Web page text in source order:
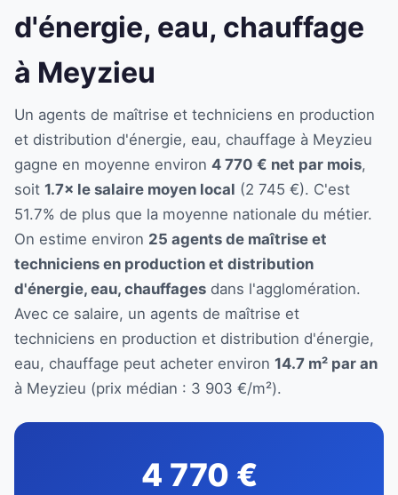
d'énergie, eau, chauffage
à Meyzieu
Un agents de maîtrise et techniciens en production
et distribution d'énergie, eau, chauffage à Meyzieu
gagne en moyenne environ 4 770 € net par mois,
soit 1.7× le salaire moyen local (2 745 €). C'est
51.7% de plus que la moyenne nationale du métier.
On estime environ 25 agents de maîtrise et
techniciens en production et distribution
d'énergie, eau, chauffages dans l'agglomération.
Avec ce salaire, un agents de maîtrise et
techniciens en production et distribution d'énergie,
eau, chauffage peut acheter environ 14.7 m² par an
à Meyzieu (prix médian : 3 903 €/m²).
4 770 €